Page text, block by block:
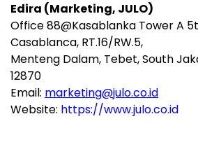
Edira (Marketing, JULO)
Office 88@Kasablanka Tower A
Casablanca, RT.16/RW.5,
Menteng Dalam, Tebet, South
12870
Email: marketing@julo.co.id
Website: https://www.julo.co.id